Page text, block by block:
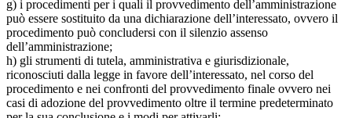
g) i procedimenti per i quali il provvedimento dell’amministrazione
può essere sostituito da una dichiarazione dell’interessato, ovvero il
procedimento può concludersi con il silenzio assenso
dell’amministrazione;
h) gli strumenti di tutela, amministrativa e giurisdizionale,
riconosciuti dalla legge in favore dell’interessato, nel corso del
procedimento e nei confronti del provvedimento finale ovvero nei
casi di adozione del provvedimento oltre il termine predeterminato